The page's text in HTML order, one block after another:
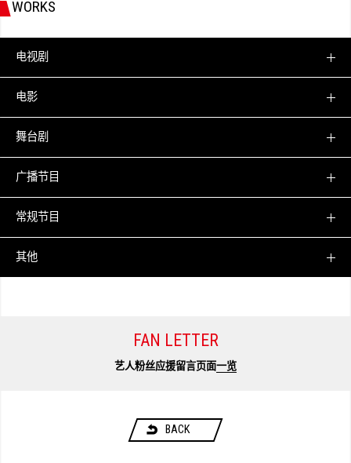
WORKS
电视剧
电影
舞台剧
广播节目
常规节目
其他
FAN LETTER
艺人粉丝应援留言页面一览
BACK